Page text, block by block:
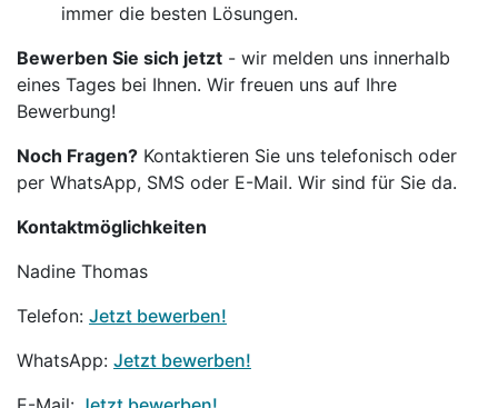
immer die besten Lösungen.
Bewerben Sie sich jetzt - wir melden uns innerhalb
eines Tages bei Ihnen. Wir freuen uns auf Ihre
Bewerbung!
Noch Fragen? Kontaktieren Sie uns telefonisch oder
per WhatsApp, SMS oder E-Mail. Wir sind für Sie da.
Kontaktmöglichkeiten
Nadine Thomas
Telefon: Jetzt bewerben!
WhatsApp: Jetzt bewerben!